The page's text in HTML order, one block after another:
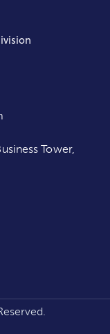
Tower,